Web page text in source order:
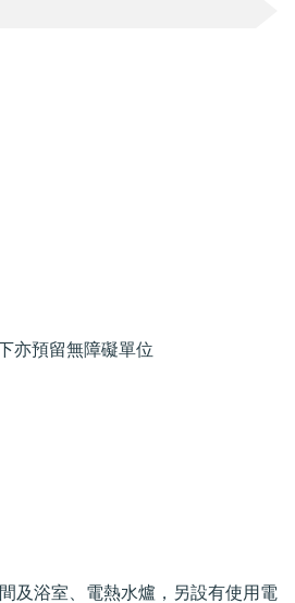
亦預留無障礙單位
及浴室、電熱水爐，另設有使用電